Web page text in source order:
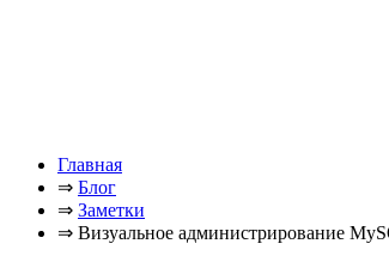
Главная
⇒ Блог
⇒ Заметки
⇒ Визуальное администрирование